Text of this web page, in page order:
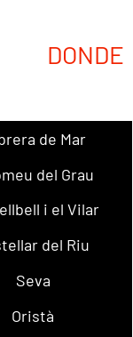
de Mar
del Grau
i el Vilar
del Riu
Seva
Oristà